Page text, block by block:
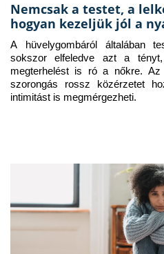
Nemcsak a testet, a
hogyan kezeljük jól a
A hüvelygombáról általában
sokszor elfeledve azt a
megterhelést is ró a nőkre.
szorongás rossz közérzetet
intimitást is megmérgezheti.